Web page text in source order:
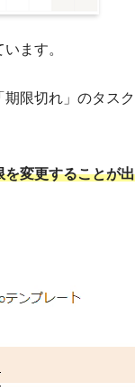
います。
限切れ」のタスク
を変更することが出